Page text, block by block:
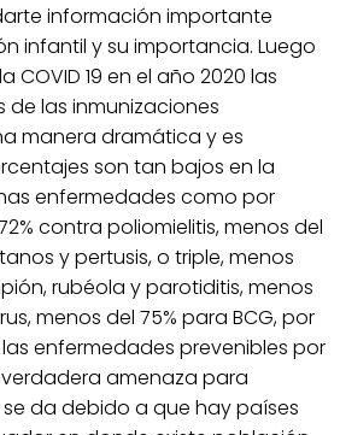
información importante
infantil y su importancia. Luego
COVID 19 en el año 2020 las
las inmunizaciones
manera dramática y es
son tan bajos en la
enfermedades como por
contra poliomielitis, menos del
y pertusis, o triple, menos
rubéola y parotiditis, menos
menos del 75% para BCG, por
enfermedades prevenibles por
amenaza para
se da debido a que hay países